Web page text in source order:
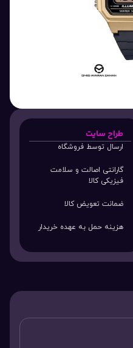
طراح سایت
ارسال توسط فروشگاه
گارانتی اصالت و سلامت
فیزیکی کالا
ضمانت تعویض کالا
هزینه حمل به عهده خریدار